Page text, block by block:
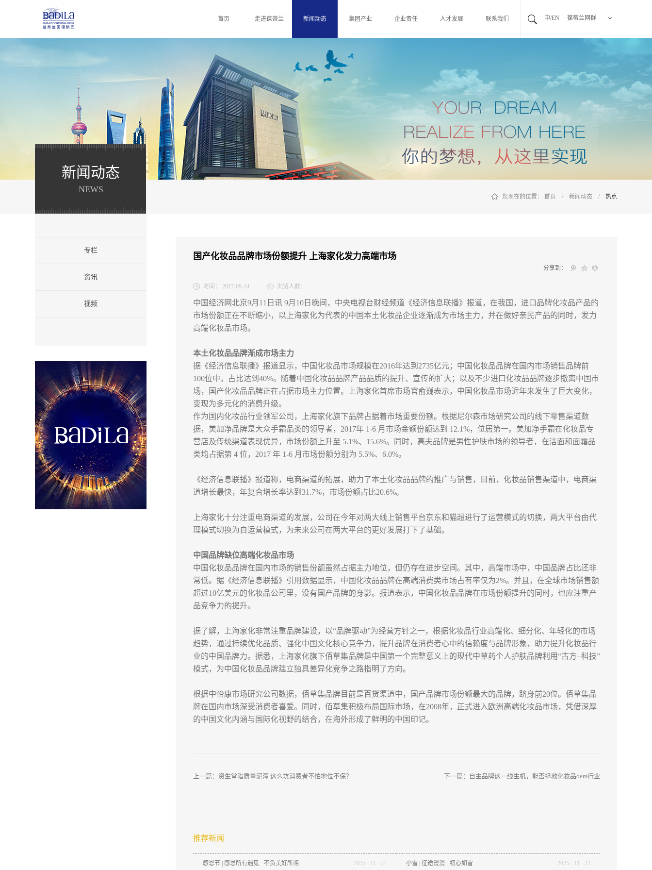
葆蒂兰网群
中/EN
首页 走进葆蒂兰 新闻动态 集团产业 企业责任 人才发展 联系我们
新闻动态
NEWS
专栏
资讯
视频
您现在的位置： 首页 / 新闻动态 / 热点
国产化妆品品牌市场份额提升 上海家化发力高端市场
分享到：
时间： 2017-09-14 浏览人数：
中国经济网北京9月11日讯 9月10日晚间，中央电视台财经频道《经济信息联播》报道，在我国，进口品牌化妆品产品的
市场份额正在不断缩小，以上海家化为代表的中国本土化妆品企业逐渐成为市场主力，并在做好亲民产品的同时，发力
高端化妆品市场。
本土化妆品品牌渐成市场主力
据《经济信息联播》报道显示，中国化妆品市场规模在2016年达到2735亿元；中国化妆品品牌在国内市场销售品牌前
100位中，占比达到40%。随着中国化妆品品牌产品品质的提升、宣传的扩大；以及不少进口化妆品品牌逐步撤离中国市
场，国产化妆品品牌正在占据市场主力位置。上海家化首席市场官俞巍表示，中国化妆品市场近年来发生了巨大变化，
变现为多元化的消费升级。
作为国内化妆品行业领军公司，上海家化旗下品牌占据着市场重要份额。根据尼尔森市场研究公司的线下零售渠道数
据，美加净品牌是大众手霜品类的领导者，2017年 1-6 月市场金额份额达到 12.1%，位居第一。美加净手霜在化妆品专
营店及传统渠道表现优异，市场份额上升至 5.1%、15.6%。同时，高夫品牌是男性护肤市场的领导者，在洁面和面霜品
类均占据第 4 位，2017 年 1-6 月市场份额分别为 5.5%、6.0%。
《经济信息联播》报道称，电商渠道的拓展，助力了本土化妆品品牌的推广与销售，目前，化妆品销售渠道中，电商渠
道增长最快，年复合增长率达到31.7%，市场份额占比20.6%。
上海家化十分注重电商渠道的发展，公司在今年对两大线上销售平台京东和猫超进行了运营模式的切换，两大平台由代
理模式切换为自运营模式，为未来公司在两大平台的更好发展打下了基础。
中国品牌缺位高端化妆品市场
中国化妆品品牌在国内市场的销售份额虽然占据主力地位，但仍存在进步空间。其中，高端市场中，中国品牌占比还非
常低。据《经济信息联播》引用数据显示，中国化妆品品牌在高端消费类市场占有率仅为2%。并且，在全球市场销售额
超过10亿美元的化妆品公司里，没有国产品牌的身影。报道表示，中国化妆品品牌在市场份额提升的同时，也应注重产
品竞争力的提升。
据了解，上海家化非常注重品牌建设，以“品牌驱动”为经营方针之一，根据化妆品行业高端化、细分化、年轻化的市场
趋势，通过持续优化品质、强化中国文化核心竞争力，提升品牌在消费者心中的信赖度与品牌形象，助力提升化妆品行
业的中国品牌力。据悉，上海家化旗下佰草集品牌是中国第一个完整意义上的现代中草药个人护肤品牌利用“古方+科技”
模式，为中国化妆品品牌建立独具差异化竞争之路指明了方向。
根据中怡康市场研究公司数据，佰草集品牌目前是百货渠道中，国产品牌市场份额最大的品牌，跻身前20位。佰草集品
牌在国内市场深受消费者喜爱。同时，佰草集积极布局国际市场，在2008年，正式进入欧洲高端化妆品市场，凭借深厚
的中国文化内涵与国际化视野的结合，在海外形成了鲜明的中国印记。
上一篇： 资生堂陷质量泥潭 这么坑消费者不怕地位不保？ 下一篇： 自主品牌这一线生机，能否拯救化妆品oem行业
推荐新闻
感恩节 | 感恩所有遇见 · 不负美好所期 2025 - - 27 小雪 | 征途漫漫 · 初心如雪 2025 - - 22